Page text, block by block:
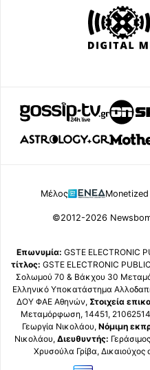
Μέλος
©2012-2026
Επωνυμία: GSTE ELECTRONIC
τίτλος: GSTE ELECTRONIC
Σολωμού 70 & Βάκχου 30
Ελληνικό Υποκατάστημα
ΔΟΥ ΦΑΕ Αθηνών, Στοιχεία
Μεταμόρφωση, 14451,
Γεωργία Νικολάου, Νόμιμη
Νικολάου, Διευθυντής:
Χρυσούλα Γρίβα, Δικαιούχος